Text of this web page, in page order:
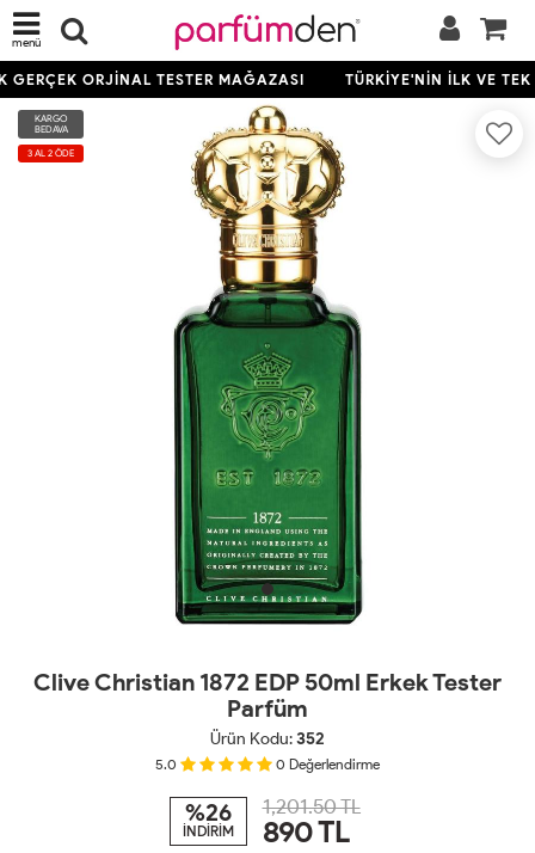
menü
ORJİNAL TESTER MAĞAZASI TÜRKİYE'NİN İLK VE
KARGO
BEDAVA
3 AL 2 ÖDE
Clive Christian 1872 EDP 50ml Erkek Tester
Parfüm
Ürün Kodu:352
5.0 0 Değerlendirme
%26
İNDİRİM
1,201.50 TL
890TL